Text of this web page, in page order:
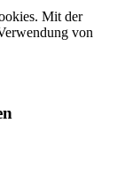
Mit der
von